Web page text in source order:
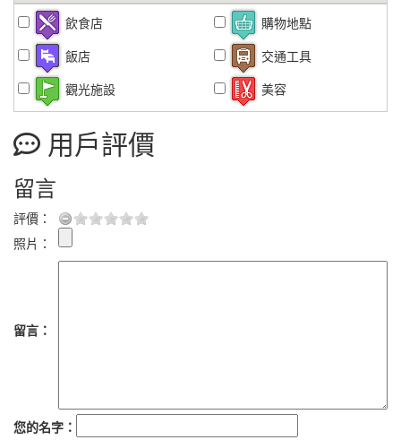
飲食店 購物地點
飯店 交通工具
觀光施設 美容
用戶評價
留言
評價：
照片：
留言：
您的名字：